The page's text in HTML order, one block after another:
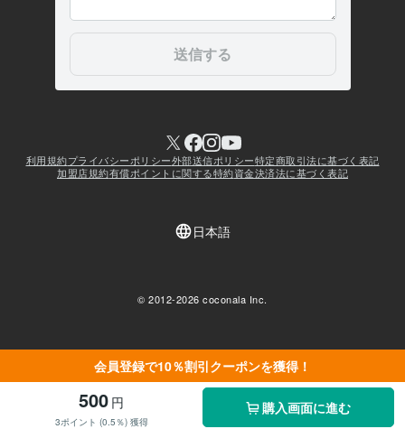
会員登録で10％割引クーポンを獲得！
500 円
3ポイント (0.5％) 獲得
購入画面に進む